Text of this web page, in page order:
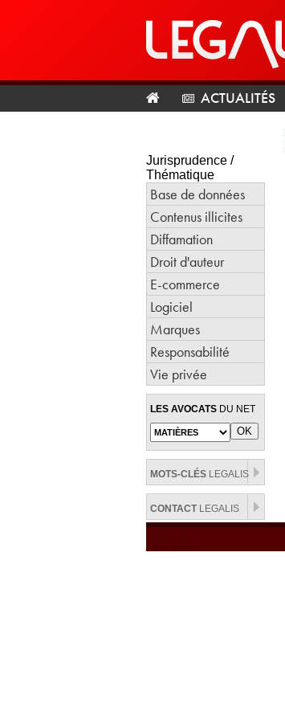
ACTUALITÉS
Jurisprudence /
Thématique
Base de données
Contenus illicites
Diffamation
Droit d'auteur
E-commerce
Logiciel
Marques
Responsabilité
Vie privée
LES AVOCATS DU NET
MOTS-CLÉS LEGALIS
CONTACTLEGALIS